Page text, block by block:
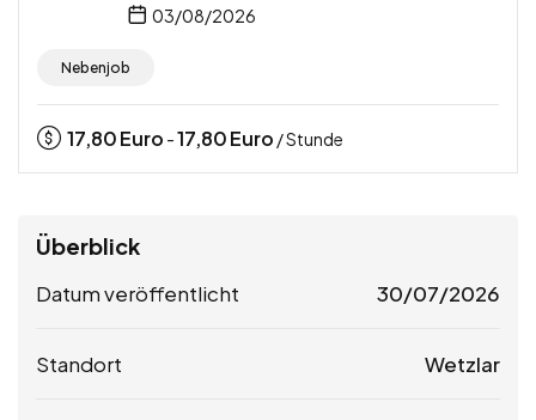
03/08/2026
Nebenjob
17,80Euro -17,80Euro / Stunde
Überblick
Datum veröffentlicht 30/07/2026
Standort Wetzlar